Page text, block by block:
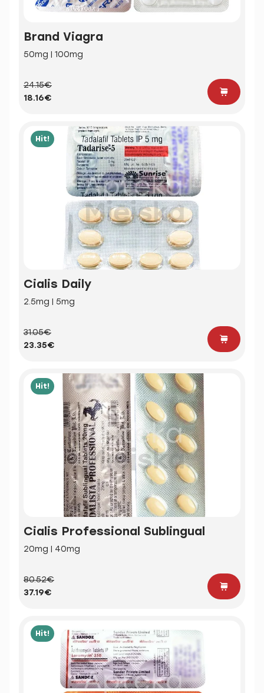
Brand Viagra
50mg | 100mg
24.15€
18.16€
Hit!
Cialis Daily
2.5mg | 5mg
31.05€
23.35€
Hit!
Cialis Professional Sublingual
20mg | 40mg
80.52€
37.19€
Hit!